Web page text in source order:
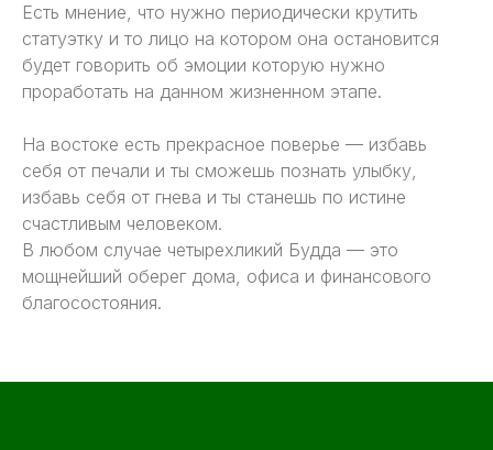
Есть мнение, что нужно периодически крутить
статуэтку и то лицо на котором она остановится
будет говорить об эмоции которую нужно
проработать на данном жизненном этапе.
На востоке есть прекрасное поверье — избавь
себя от печали и ты сможешь познать улыбку,
избавь себя от гнева и ты станешь по истине
счастливым человеком.
В любом случае четырехликий Будда — это
мощнейший оберег дома, офиса и финансового
благосостояния.